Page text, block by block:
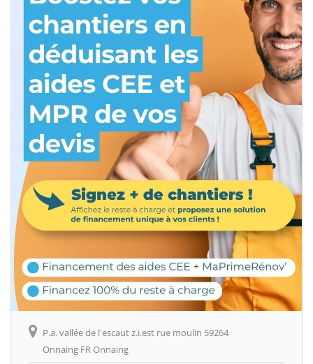
P.a. vallée de l'escaut z.i.est rue moulin 59264
Onnaing FR Onnaing